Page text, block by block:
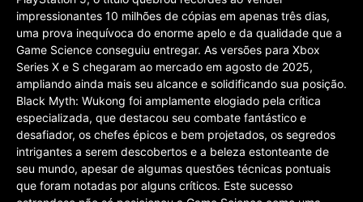
impressionantes 10 milhões de cópias em apenas três dias,
uma prova inequívoca do enorme apelo e da qualidade que a
Game Science conseguiu entregar. As versões para Xbox
Series X e S chegaram ao mercado em agosto de 2025,
ampliando ainda mais seu alcance e solidificando sua posição.
Black Myth: Wukong foi amplamente elogiado pela crítica
especializada, que destacou seu combate fantástico e
desafiador, os chefes épicos e bem projetados, os segredos
intrigantes a serem descobertos e a beleza estonteante de
seu mundo, apesar de algumas questões técnicas pontuais
que foram notadas por alguns críticos. Este sucesso